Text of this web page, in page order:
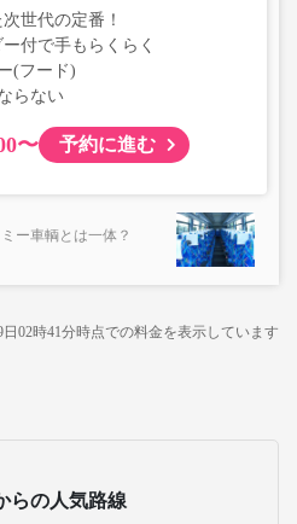
世代の定番！
付で手もらくらく
(フード)
らない
〜 予約に進む
ー車輌とは一体？
日02時41分時点での料金を表示しています
らの人気路線